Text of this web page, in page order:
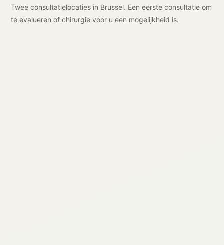
Twee consultatielocaties in Brussel. Een eerste consultatie om
te evalueren of chirurgie voor u een mogelijkheid is.